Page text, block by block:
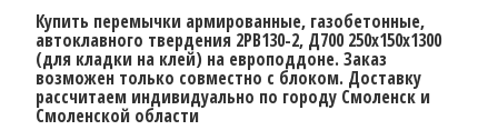
Купить перемычки армированные, газобетонные,
автоклавного твердения 2PB130-2, Д700 250х150х1300
(для кладки на клей) на европоддоне. Заказ
возможен только совместно с блоком. Доставку
рассчитаем индивидуально по городу Смоленск и
Смоленской области